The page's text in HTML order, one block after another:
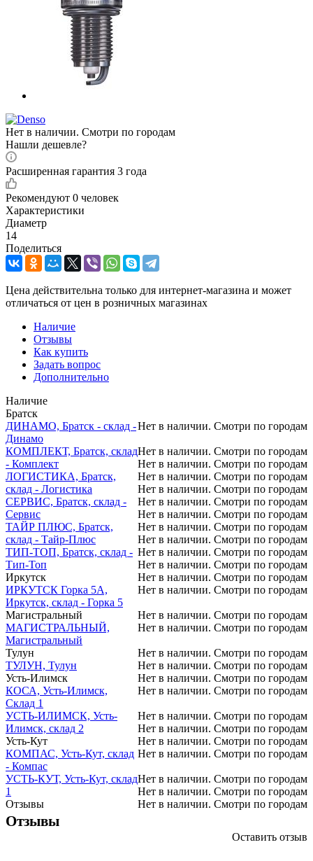
Нет в наличии. Смотри по городам
Нашли дешевле?
Расширенная гарантия 3 года
Рекомендуют 0 человек
Характеристики
Диаметр
14
Поделиться
Цена действительна только для интернет-магазина и может
отличаться от цен в розничных магазинах
Наличие
Отзывы
Как купить
Задать вопрос
Дополнительно
Наличие
Братск
Нет в наличии. Смотри по городам
ДИНАМО, Братск - склад -
Динамо
Нет в наличии. Смотри по городам
Нет в наличии. Смотри по городам
КОМПЛЕКТ, Братск, склад
- Комплект
Нет в наличии. Смотри по городам
Нет в наличии. Смотри по городам
ЛОГИСТИКА, Братск,
склад - Логистика
Нет в наличии. Смотри по городам
Нет в наличии. Смотри по городам
СЕРВИС, Братск, склад -
Сервис
Нет в наличии. Смотри по городам
Нет в наличии. Смотри по городам
ТАЙР ПЛЮС, Братск,
склад - Тайр-Плюс
Нет в наличии. Смотри по городам
Нет в наличии. Смотри по городам
ТИП-ТОП, Братск, склад -
Тип-Топ
Нет в наличии. Смотри по городам
Иркутск
Нет в наличии. Смотри по городам
ИРКУТСК Горка 5А,
Иркутск, склад - Горка 5
Нет в наличии. Смотри по городам
Магистральный
Нет в наличии. Смотри по городам
МАГИСТРАЛЬНЫЙ,
Магистральный
Нет в наличии. Смотри по городам
Тулун
Нет в наличии. Смотри по городам
ТУЛУН, Тулун
Нет в наличии. Смотри по городам
Усть-Илимск
Нет в наличии. Смотри по городам
КОСА, Усть-Илимск,
Склад 1
Нет в наличии. Смотри по городам
Нет в наличии. Смотри по городам
УСТЬ-ИЛИМСК, Усть-
Илимск, склад 2
Нет в наличии. Смотри по городам
Усть-Кут
Нет в наличии. Смотри по городам
КОМПАС, Усть-Кут, склад
- Компас
Нет в наличии. Смотри по городам
Нет в наличии. Смотри по городам
УСТЬ-КУТ, Усть-Кут, склад
1
Нет в наличии. Смотри по городам
Отзывы
Отзывы
Оставить отзыв